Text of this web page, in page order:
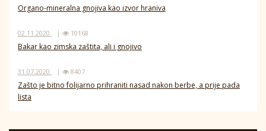
Organo-mineralna gnojiva kao izvor hraniva
02.11.2020. | 10168
Bakar kao zimska zaštita, ali i gnojivo
31.07.2020. | 8407
Zašto je bitno folijarno prihraniti nasad nakon berbe, a prije pada
lista